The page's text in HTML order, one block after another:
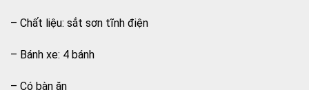
– Chất liệu: sắt sơn tĩnh điện
– Bánh xe: 4 bánh
– Có bàn ăn